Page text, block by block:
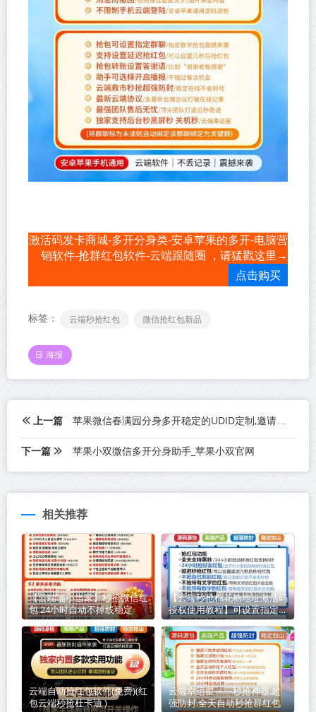
激活码发卡商城-多开分身类-安卓苹果的多开-电脑营
销软件-抢群红包软件-云端跟随圈 ，请猛戳这里→
点击购买
标签： 云端秒抢红包 微信抢红包新品
海报
上一篇 苹果微信春满园分身多开稳定的UDID定制,邀请兑换码购买
下一篇 苹果小双微信多开分身助手_苹果小双官网
相关推荐
【云端喵小当家】秒抢微信红
包 24小时自动不掉线稳定
【云端秒抢棉花糖地址激活码
授权使用教程】可设置指定群
不抢-过滤关键词
云端自动抢红包软件(免费)(红
包云端秒抢杜卡迪 )
云端幸运星——秒抢神器,超
强防封,全天自动秒抢群红包